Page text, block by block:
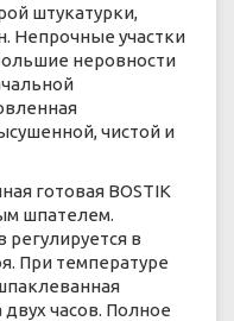
штукатурки,
Непрочные участки
неровности
чистой и
готовая BOSTIK
шпателем.
в
При температуре
часов. Полное